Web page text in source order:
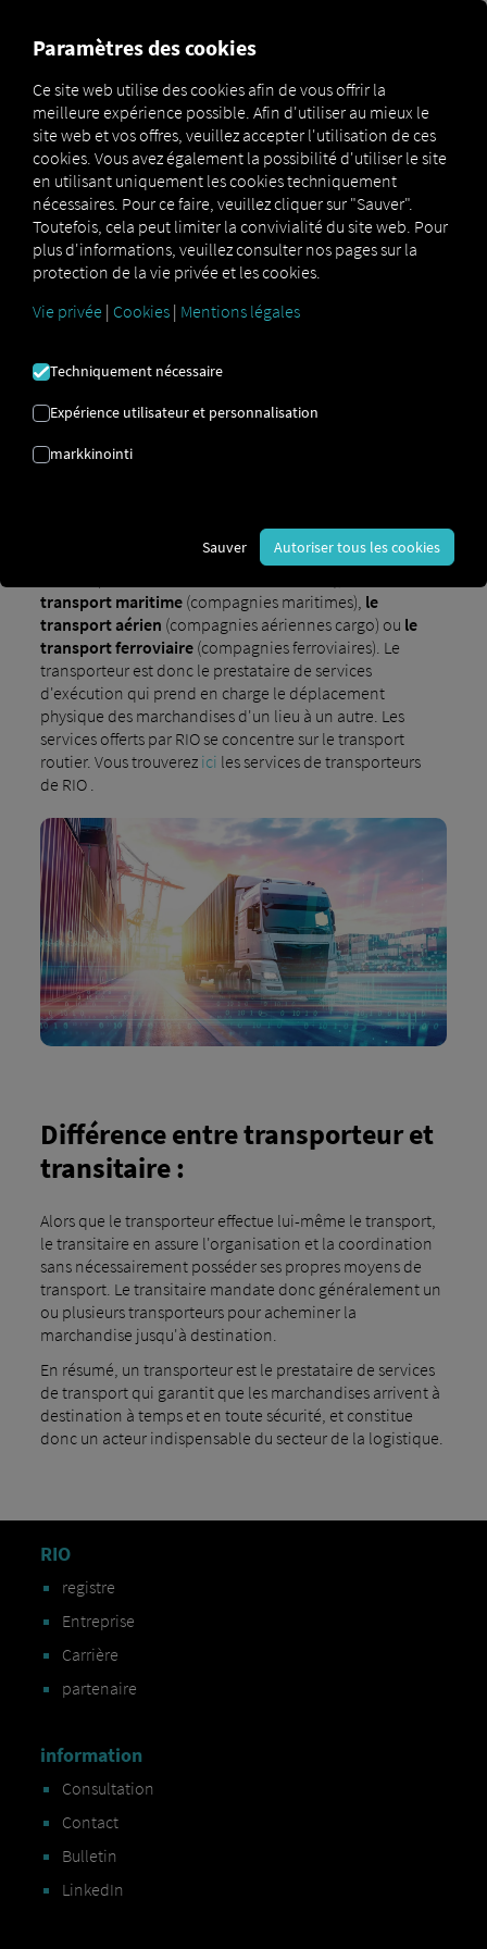
Glossar Carrier
TRANSPORTEUR
Le rôle du transporteur de
transport
Untransporteur,également appelétransitaire
une entreprise ou une personne physique qui
transporte des marchandises pour le compte
transporteurpeut couvrir
différents modes de transport, tels quele transport
transport maritime(compagnies maritimes), le
transport aérien (compagnies aériennes cargo) ou le
transport ferroviaire(compagnies ferroviaires). Le
transporteur est donc le prestataire de services
d'exécution qui prend en charge le déplacement
physique des marchandises d'un lieu à un autre. Les
services offerts par RIO se concentre sur le transport
routier. Vous trouverez ici les services de transporteurs
de RIO .
Différence entre transporteur et
transitaire :
Alors que le transporteur effectue lui-même le transport,
le transitaire en assure l'organisation et la coordination
sans nécessairement posséder ses propres moyens de
transport. Le transitaire mandate donc généralement un
ou plusieurs transporteurs pour acheminer la
marchandise jusqu'à destination.
En résumé, un transporteur est le prestataire de services
de transport qui garantit que les marchandises arrivent à
destination à temps et en toute sécurité, et constitue
donc un acteur indispensable du secteur de la logistique.
RIO
registre
Entreprise
Carrière
partenaire
information
Consultation
Contact
Bulletin
LinkedIn
Paramètres des cookies
Ce site web utilise des cookies afin de vous offrir la
meilleure expérience possible. Afin d'utiliser au mieux le
site web et vos offres, veuillez accepter l'utilisation de ces
cookies. Vous avez également la possibilité d'utiliser le site
en utilisant uniquement les cookies techniquement
nécessaires. Pour ce faire, veuillez cliquer sur "Sauver".
Toutefois, cela peut limiter la convivialité du site web. Pour
plus d'informations, veuillez consulter nos pages sur la
protection de la vie privée et les cookies.
Vie privée | Cookies | Mentions légales
Techniquement nécessaire
Expérience utilisateur et personnalisation
markkinointi
Sauver Autoriser tous les cookies